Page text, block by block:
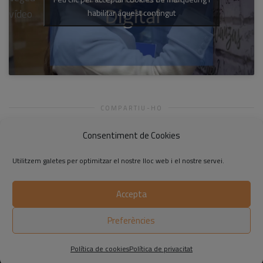
Consentiment de Cookies
Utilitzem galetes per optimitzar el nostre lloc web i el nostre servei.
Accepta
Preferències
Política de cookiesPolítica de privacitat
vídeo
habilitar aquest contingut
COMPARTIU-HO
Claror, empresa saludable Creixem, servei de call center
©2014-2026 Respon.cat
Política de privadesa Política de cookies